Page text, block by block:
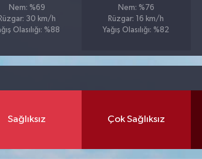
Nem: %69
Rüzgar: 30 km/h
Olasılığı: %88
Nem: %76
Rüzgar: 16 km/h
Yağış Olasılığı: %82
Sağlıksız Çok Sağlıksız